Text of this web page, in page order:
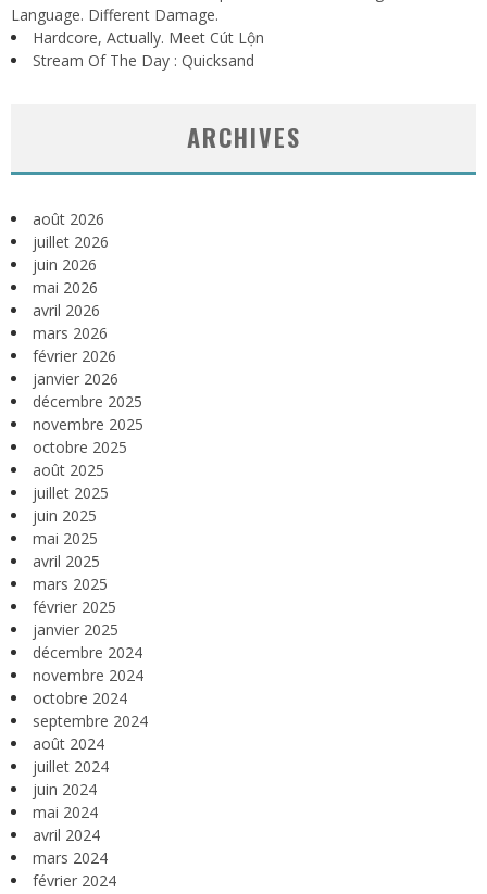
Language. Different Damage.
Hardcore, Actually. Meet Cút Lộn
Stream Of The Day : Quicksand
ARCHIVES
août 2026
juillet 2026
juin 2026
mai 2026
avril 2026
mars 2026
février 2026
janvier 2026
décembre 2025
novembre 2025
octobre 2025
août 2025
juillet 2025
juin 2025
mai 2025
avril 2025
mars 2025
février 2025
janvier 2025
décembre 2024
novembre 2024
octobre 2024
septembre 2024
août 2024
juillet 2024
juin 2024
mai 2024
avril 2024
mars 2024
février 2024